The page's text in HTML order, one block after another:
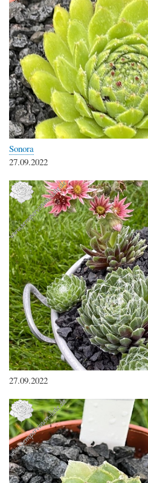
Sonora
27.09.2022
27.09.2022